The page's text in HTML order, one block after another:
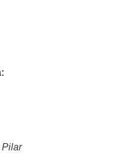
Pilar